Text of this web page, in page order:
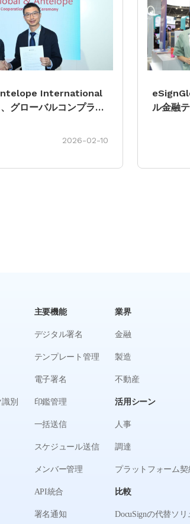
International
グローバルコンプライ
2026-02-10
ル金融
別
主要機能
デジタル署名
テンプレート管理
電子署名
印鑑管理
一括送信
スケジュール送信
メンバー管理
API統合
署名通知
業界
金融
製造
不動産
活用シーン
人事
調達
プラットフォーム契
比較
DocuSignの代替ソ